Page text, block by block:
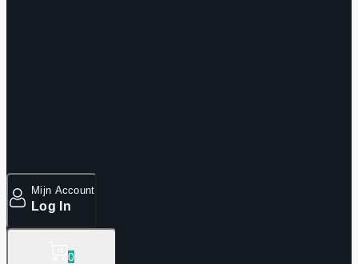
Mijn Account
Log In
0